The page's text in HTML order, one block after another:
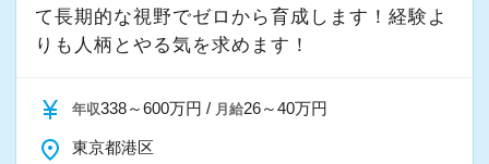
て⻑期的な視野でゼロから育成します！経験よ
りも人柄とやる気を求めます！
currency_yen 年収338～600万円 / 月給26～40万円
place 東京都港区